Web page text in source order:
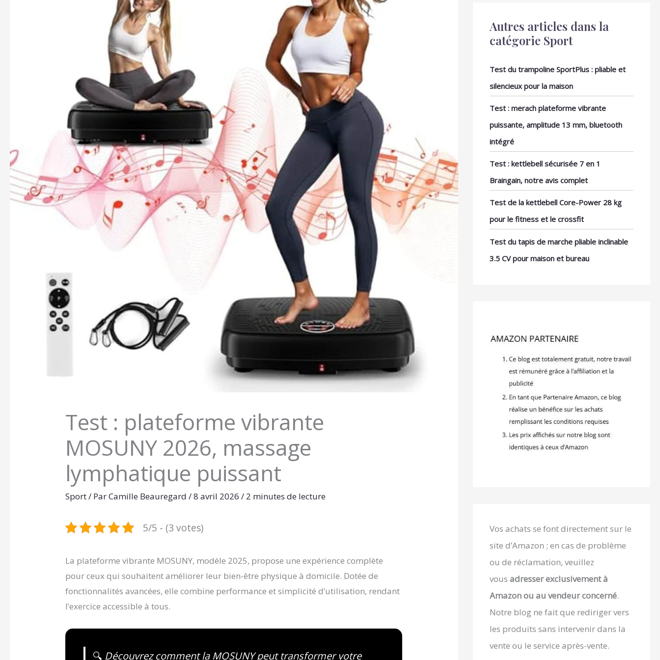
Test : plateforme vibrante
MOSUNY 2026, massage
lymphatique puissant
Sport/ ParCamille Beauregard/8 avril 2026/ 2 minutes de lecture
5/5 - (3 votes)
La plateforme vibrante MOSUNY, modèle 2025, propose une expérience complète
pour ceux qui souhaitent améliorer leur bien-être physique à domicile. Dotée de
fonctionnalités avancées, elle combine performance et simplicité d’utilisation, rendant
l’exercice accessible à tous.
🔍 Découvrez comment la MOSUNY peut transformer votre
Autres articles dans la
catégorie Sport
Test du trampoline SportPlus : pliable et
silencieux pour la maison
Test : merach plateforme vibrante
puissante, amplitude 13 mm, bluetooth
intégré
Test : kettlebell sécurisée 7 en 1
Braingain, notre avis complet
Test de la kettlebell Core-Power 28 kg
pour le fitness et le crossfit
Test du tapis de marche pliable inclinable
3.5 CV pour maison et bureau
Vos achats se font directement sur le
site d’Amazon ; en cas de problème
ou de réclamation, veuillez
vous adresser exclusivement à
Amazon ou au vendeur concerné.
Notre blog ne fait que rediriger vers
les produits sans intervenir dans la
vente ou le service après-vente.